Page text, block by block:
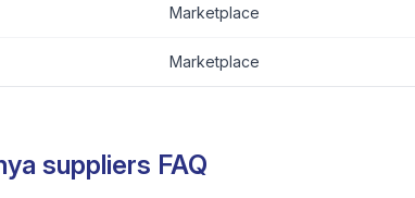
Marketplace
Marketplace
suppliers FAQ